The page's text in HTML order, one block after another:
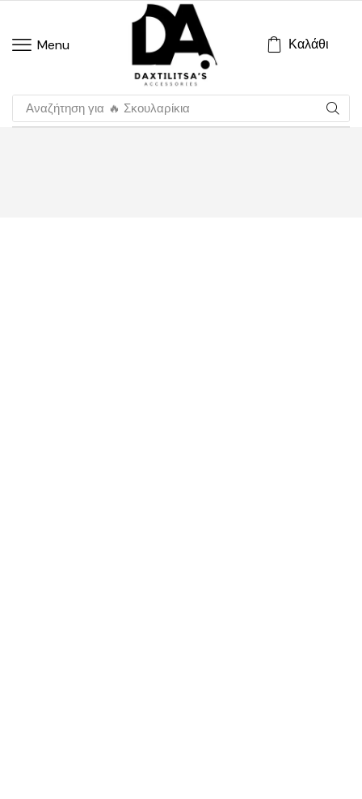
Menu Καλάθι
Αναζήτηση για 🔥 Σκουλαρίκια